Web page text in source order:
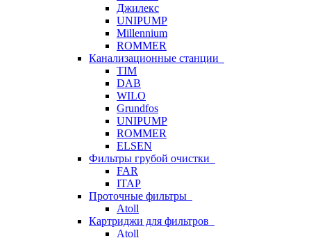
Джилекс
UNIPUMP
Millennium
ROMMER
Канализационные станции
TIM
DAB
WILO
Grundfos
UNIPUMP
ROMMER
ELSEN
Фильтры грубой очистки
FAR
ITAP
Проточные фильтры
Atoll
Картриджи для фильтров
Atoll